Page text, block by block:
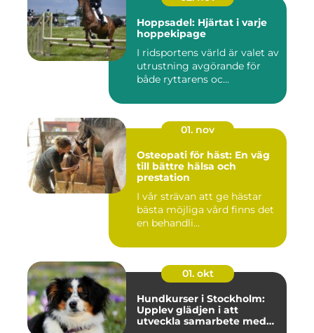
Hoppsadel: Hjärtat i varje
hoppekipage
I ridsportens värld är valet av
utrustning avgörande för
både ryttarens oc...
01. nov
Osteopati för häst: En väg
till bättre hälsa och
prestation
I vår strävan att ge hästar
bästa möjliga vård finns det
en behandli...
01. okt
Hundkurser i Stockholm:
Upplev glädjen i att
utveckla samarbete med